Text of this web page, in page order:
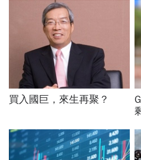
買入國巨，來生再聚？